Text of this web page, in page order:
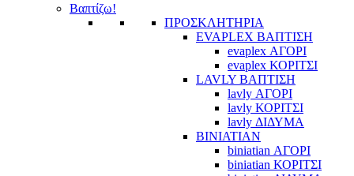
Βαπτίζω!
ΠΡΟΣΚΛΗΤΗΡΙΑ
EVAPLEX ΒΑΠΤΙΣΗ
evaplex ΑΓΟΡΙ
evaplex ΚΟΡΙΤΣΙ
LAVLY ΒΑΠΤΙΣΗ
lavly ΑΓΟΡΙ
lavly ΚΟΡΙΤΣΙ
lavly ΔΙΔΥΜΑ
BINIATIAN
biniatian ΑΓΟΡΙ
biniatian ΚΟΡΙΤΣΙ